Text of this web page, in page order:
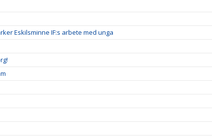
Eskilsminne IF:s arbete med unga